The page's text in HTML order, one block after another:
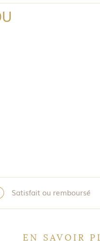
Satisfait ou remboursé
EN SAVOIR